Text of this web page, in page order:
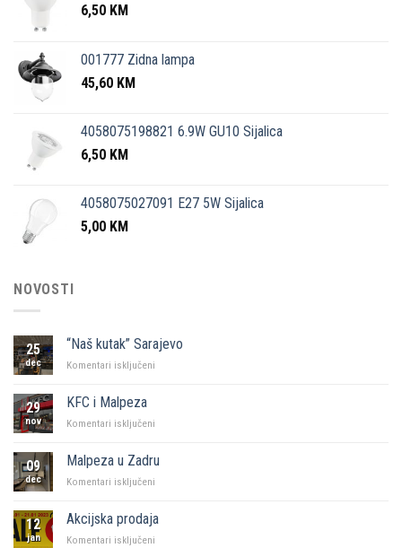
6,50 KM
001777 Zidna lampa
45,60 KM
4058075198821 6.9W GU10 Sijalica
6,50 KM
4058075027091 E27 5W Sijalica
5,00 KM
NOVOSTI
25
dec
“Naš kutak” Sarajevo
Komentari isključeni
29
nov
KFC i Malpeza
Komentari isključeni
Malpeza
09
dec
Malpeza u Zadru
Komentari isključeni
Zadru
12
jan
Akcijska prodaja
Komentari isključeni